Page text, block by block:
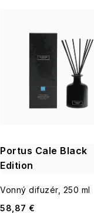
p
o
p
r
o
Portus Cale Black
Edition
Vonný difuzér, 250 ml
58,87 €